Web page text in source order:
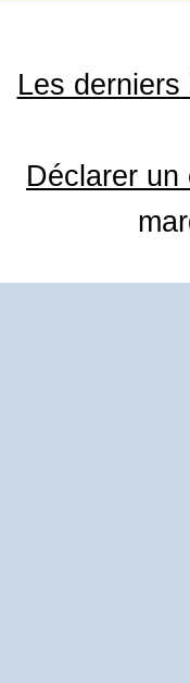
Les
Déclarer un